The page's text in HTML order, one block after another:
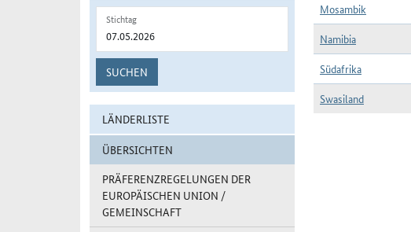
Stichtag
SUCHEN
LÄNDERLISTE
ÜBERSICHTEN
PRÄFERENZREGELUNGEN DER
EUROPÄISCHEN UNION /
GEMEINSCHAFT
Mosambik
Namibia
Südafrika
Swasiland